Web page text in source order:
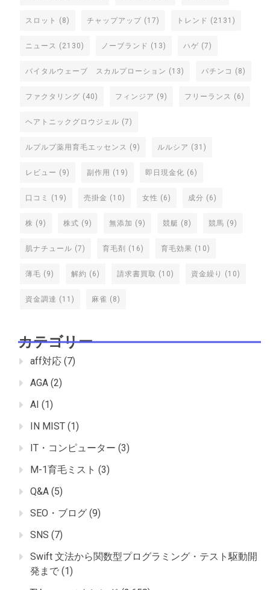
スロット (8) チャップアップ (17) トレンド (2131)
ニュース (2130) ノーブランド (13) ハゲ (7)
バイタルウェーブ スカルプローション (13) パチンコ (8)
ファクタリング (40) フィンジア (9) フリーランス (6)
ヘアトニックグロウジェル (7)
ルプルプ薬用育毛エッセンス (9) ルルシア (31)
レビュー (9) 副作用 (19) 即日現金化 (6)
口コミ (19) 売掛金 (10) 女性 (6) 成分 (6)
株 (9) 株式 (9) 無添加 (9) 競艇 (8) 競馬 (9)
肌ナチュール (7) 育毛剤 (16) 育毛効果 (10)
薄毛 (9) 解約 (6) 請求書買取 (10) 資金繰り (10)
資金調達 (11) 麻雀 (8)
カテゴリー
aff対応 (7)
AGA (2)
AI (1)
IN MIST (1)
IT・コンピューター (3)
M-1育毛ミスト (3)
Q&A (5)
SEO・ブログ (9)
SNS (7)
Swift 文法から関数型プログラミング・テスト駆動開
発まで (1)